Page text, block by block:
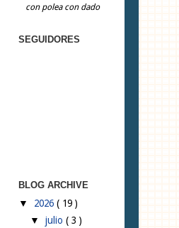
con polea con dado
SEGUIDORES
BLOG ARCHIVE
▼ 2026 ( 19 )
▼julio( 3 )